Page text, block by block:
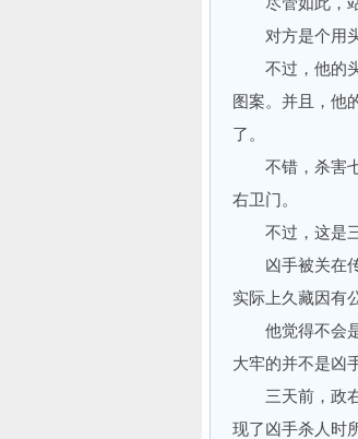
对方是个用头
不过，他的头
图案。并且，他
了。
不错，杀害七
右卫门。
不过，这是三
凶手被关在传
实际上久藏因有
他觉得不会是
大牢的并不是凶
三天前，政右
现了凶手杀人时